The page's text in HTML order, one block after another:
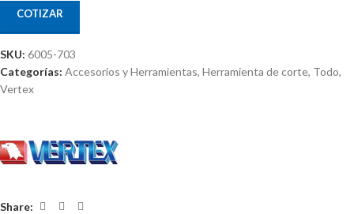
COTIZAR
SKU: 6005-703
Categorías: Accesorios y Herramientas, Herramienta de corte, Todo,
Vertex
Share: